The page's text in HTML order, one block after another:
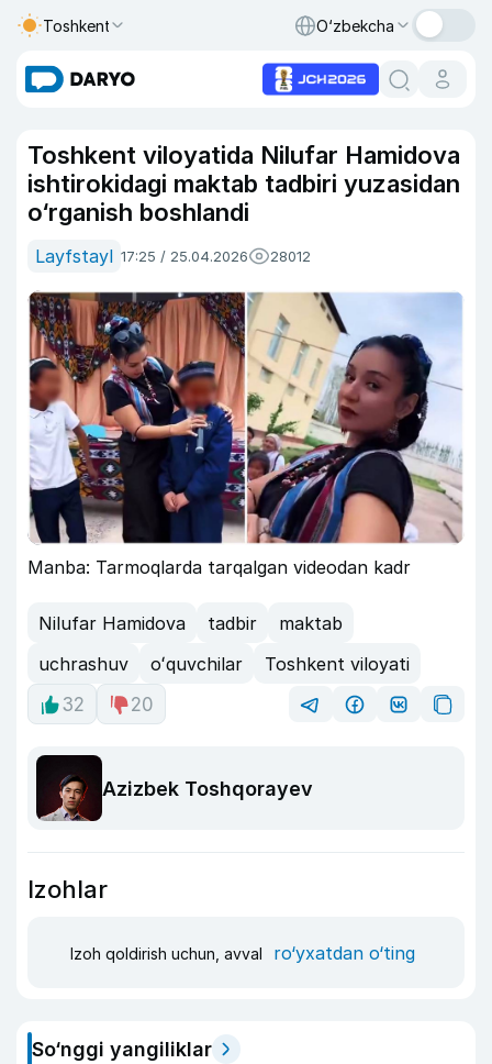
Toshkent O‘zbekcha
Toshkent viloyatida Nilufar Hamidova
ishtirokidagi maktab tadbiri yuzasidan
o‘rganish boshlandi
Layfstayl 17:25 / 25.04.2026 28012
Manba: Tarmoqlarda tarqalgan videodan kadr
Nilufar Hamidova tadbir
maktab
uchrashuv
oʻquvchilar
Toshkent viloyati
32
20
Azizbek Toshqorayev
Izohlar
Izoh qoldirish uchun, avval ro‘yxatdan o‘ting
So‘nggi yangiliklar